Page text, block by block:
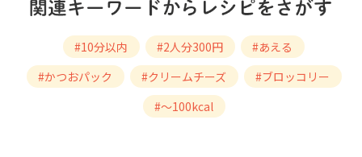
#10分以内 #2人分300円
#あえる
#かつおパック
#クリームチーズ
#ブロッコリー
#～100kcal